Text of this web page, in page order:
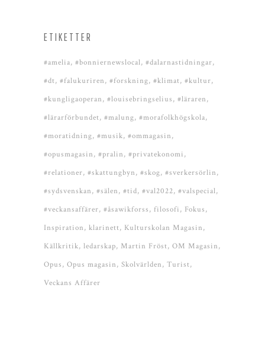
ETIKETTER
#amelia #bonniernewslocal #dalarnastidningar
#dt #falukuriren #forskning #klimat #kultur
#kungligaoperan #louisebringselius #läraren
#lärarförbundet #malung #morafolkhögskola
#moratidning #musik #ommagasin
#opusmagasin #pralin #privatekonomi
#relationer #skattungbyn #skog #sverkersörlin
#sydsvenskan #sälen #tid #val2022 #valspecial
#veckansaffärer #åsawikforss filosofi
Fokus
Inspiration klarinett Kulturskolan Magasin
Källkritik ledarskap Martin Fröst OM Magasin
Opus Opus magasin Skolvärlden Turist
Veckans Affärer